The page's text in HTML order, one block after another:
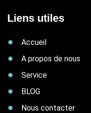
Liens utiles
Accueil
A propos de nous
Service
BLOG
Nous contacter